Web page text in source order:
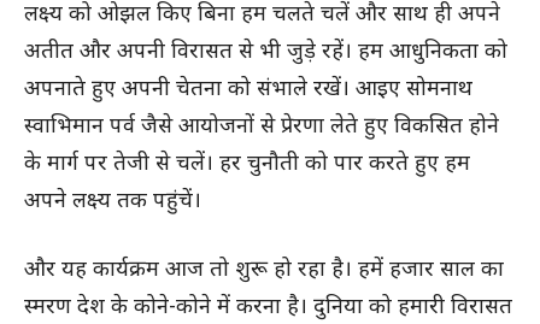
लक्ष्य को ओझल किए बिना हम चलते चलें और साथ ही अपने
अतीत और अपनी विरासत से भी जुड़े रहें। हम आधुनिकता को
अपनाते हुए अपनी चेतना को संभाले रखें। आइए सोमनाथ
स्वाभिमान पर्व जैसे आयोजनों से प्रेरणा लेते हुए विकसित होने
के मार्ग पर तेजी से चलें। हर चुनौती को पार करते हुए हम
अपने लक्ष्य तक पहुंचें।
और यह कार्यक्रम आज तो शुरू हो रहा है। हमें हजार साल का
स्मरण देश के कोने-कोने में करना है। दुनिया को हमारी विरासत